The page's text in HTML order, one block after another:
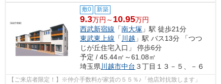
敷0 新築
9.3万円～ 10.95万円
西武新宿線 「南大塚 」駅 徒歩21分
東武東上線 「 川越 」駅 バス13分 「つつ
じが丘住宅入口」 停歩6分
予定 / 45.44㎡～61.08㎡
埼玉県 川越市中台 ３丁目１３－５、－６
【ご来店者限定！】※仲介手数料が家賃の５５％♪「他店対抗致します」